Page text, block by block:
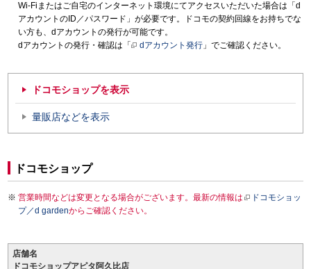
Wi-Fiまたはご自宅のインターネット環境にてアクセスいただいた場合は「d
アカウントのID／パスワード」が必要です。ドコモの契約回線をお持ちでな
い方も、dアカウントの発行が可能です。
dアカウントの発行・確認は「
dアカウント発行 」でご確認ください。
ドコモショップを表示
量販店などを表示
ドコモショップ
営業時間などは変更となる場合がございます。最新の情報は
ドコモショッ
プ／d gardenからご確認ください。
店舗名
ドコモショップアピタ阿久比店